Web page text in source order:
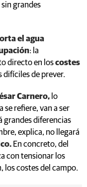
grandes
el agua
: la
directo en loscostes
difíciles de prever.
Carnero, lo
se refiere, van a ser
grandes diferencias
explica, no llegará
En concreto, del
con tensionar los
los costes del campo.